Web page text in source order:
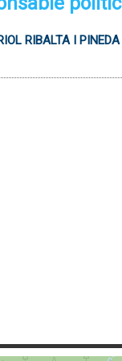
RIBALTA I PINEDA